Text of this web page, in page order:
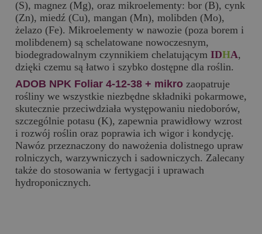
(S), magnez (Mg), oraz mikroelementy: bor (B), cynk
(Zn), miedź (Cu), mangan (Mn), molibden (Mo),
żelazo (Fe). Mikroelementy w nawozie (poza borem i
molibdenem) są schelatowane nowoczesnym,
biodegradowalnym czynnikiem chelatującym IDHA,
dzięki czemu są łatwo i szybko dostępne dla roślin.
ADOB NPK Foliar 4-12-38 + mikro zaopatruje
rośliny we wszystkie niezbędne składniki pokarmowe,
skutecznie przeciwdziała występowaniu niedoborów,
szczególnie potasu (K), zapewnia prawidłowy wzrost
i rozwój roślin oraz poprawia ich wigor i kondycję.
Nawóz przeznaczony do nawożenia dolistnego upraw
rolniczych, warzywniczych i sadowniczych. Zalecany
także do stosowania w fertygacji i uprawach
hydroponicznych.